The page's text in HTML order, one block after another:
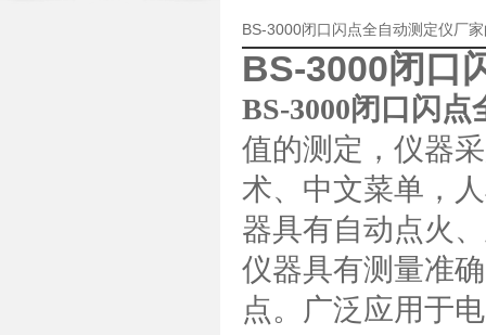
BS-3000闭口闪点全自动测定仪厂
BS-3000闭口
BS-3000闭口闪
值的测定，仪器
术、中文菜单，
器具有自动点火
仪器具有测量准
点。广泛应用于